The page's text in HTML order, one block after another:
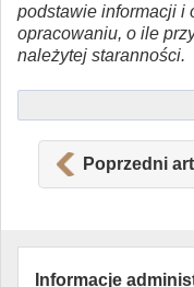
podstawie informacji i
opracowaniu, o ile
należytej staranności.
Poprzedni
Informacje